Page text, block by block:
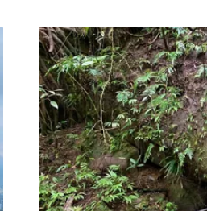
「林家草厝」。擁有百年歷
埆厝，白茅草屋頂更添古意
山幫草厝更換屋頂，以維持
台灣最美的風景，風景美，
證。​​人文與自然共同織就的
同的內涵，但終究不脫「人類